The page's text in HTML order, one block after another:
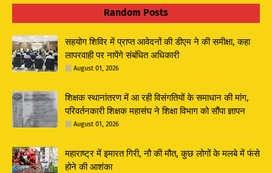
Random Posts
सहयोग शिविर में प्राप्त आवेदनों की डीएम ने की समीक्षा, कहा
लापरवाही पर नापेंगे संबंधित अधिकारी
August 01, 2026
शिक्षक स्थानांतरण में आ रही विसंगतियों के समाधान की मांग,
परिवर्तनकारी शिक्षक महासंघ ने शिक्षा विभाग को सौंपा ज्ञापन
August 01, 2026
महाराष्ट्र में इमारत गिरी, नौ की मौत, कुछ लोगों के मलबे में फंसे
होने की आशंका